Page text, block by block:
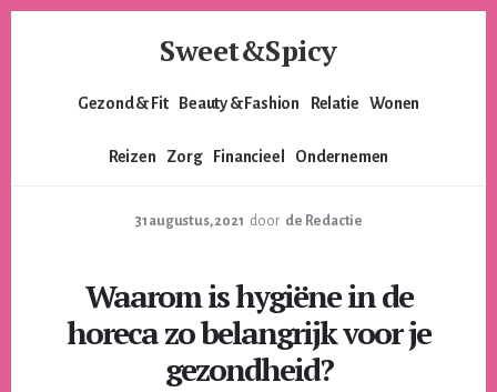
Sweet&Spicy
pittige
dames
Gezond & Fit Beauty & Fashion Relatie Wonen
Reizen Zorg Financieel Ondernemen
31 augustus, 2021 door de Redactie
Waarom is hygiëne in de
horeca zo belangrijk voor je
gezondheid?